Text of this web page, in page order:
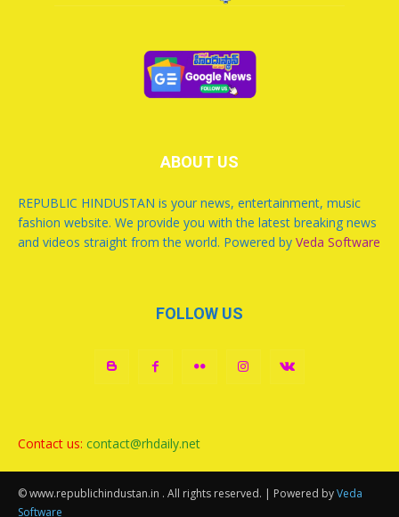
ABOUT US
REPUBLIC HINDUSTAN is your news, entertainment, music
fashion website. We provide you with the latest breaking news
and videos straight from the world. Powered by Veda Software
FOLLOW US
Contact us: contact@rhdaily.net
© www.republichindustan.in . All rights reserved. | Powered byVeda
Software